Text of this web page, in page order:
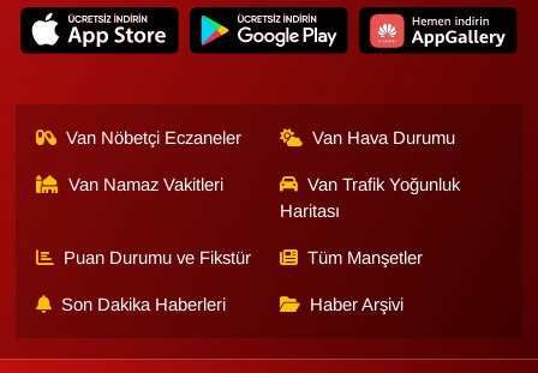
Van Nöbetçi Eczaneler Van Hava Durumu
Van Namaz Vakitleri
Van Trafik Yoğunluk
Haritası
Puan Durumu ve Fikstür Tüm Manşetler
Son Dakika Haberleri Haber Arşivi
ONE EKONOMİ
Resmi İlanlar
SAĞLIK
Seri İlan